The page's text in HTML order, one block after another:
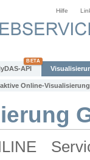
Hilfe
API
Online-Visualisierung